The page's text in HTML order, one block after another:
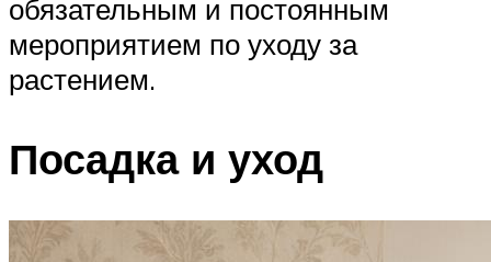
обязательным и постоянным
мероприятием по уходу за
растением.
Посадка и уход